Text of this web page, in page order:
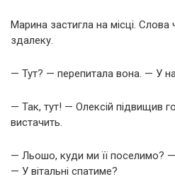
Марина застигла на місці. Слова
здалеку.
— Тут? — перепитала вона. — У
— Так, тут! — Олексій підвищив
вистачить.
— Льошо, куди ми її поселимо?
— У вітальні спатиме?